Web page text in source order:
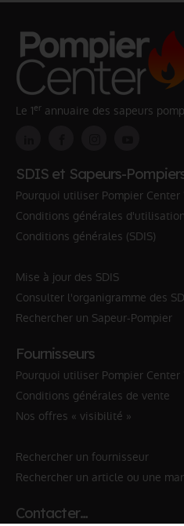
Le 1er annuaire des sapeurs
SDIS et Sapeurs-
Pourquoi utiliser Pompier Center
Conditions générales d'utilisation
Conditions générales (SDIS)
Mise à jour des SDIS
Consulter l'organigramme des
Rechercher un Sapeur-Pompier
Fournisseurs
Pourquoi utiliser Pompier Center
Conditions générales de vente
Nos offres « visibilité »
Rechercher un fournisseur
Rechercher un article ou une
Contacter…